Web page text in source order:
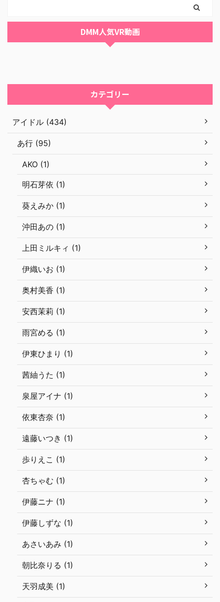
DMM人気VR動画
カテゴリー
アイドル (434)
あ行 (95)
AKO (1)
明石芽依 (1)
葵えみか (1)
沖田あの (1)
上田ミルキィ (1)
伊織いお (1)
奥村美香 (1)
安西茉莉 (1)
雨宮める (1)
伊東ひまり (1)
茜紬うた (1)
泉屋アイナ (1)
依東杏奈 (1)
遠藤いつき (1)
歩りえこ (1)
杏ちゃむ (1)
伊藤ニナ (1)
伊藤しずな (1)
あさいあみ (1)
朝比奈りる (1)
天羽成美 (1)